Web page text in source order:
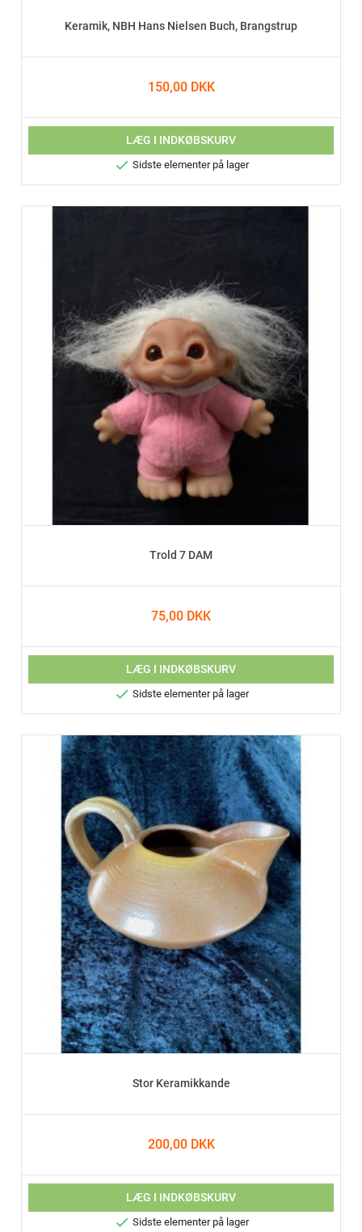
Keramik, NBH Hans Nielsen Buch, Brangstrup
150,00 DKK
LÆG I INDKØBSKURV
 Sidste elementer på lager
Trold 7 DAM
75,00 DKK
LÆG I INDKØBSKURV
 Sidste elementer på lager
Stor Keramikkande
200,00 DKK
LÆG I INDKØBSKURV
 Sidste elementer på lager